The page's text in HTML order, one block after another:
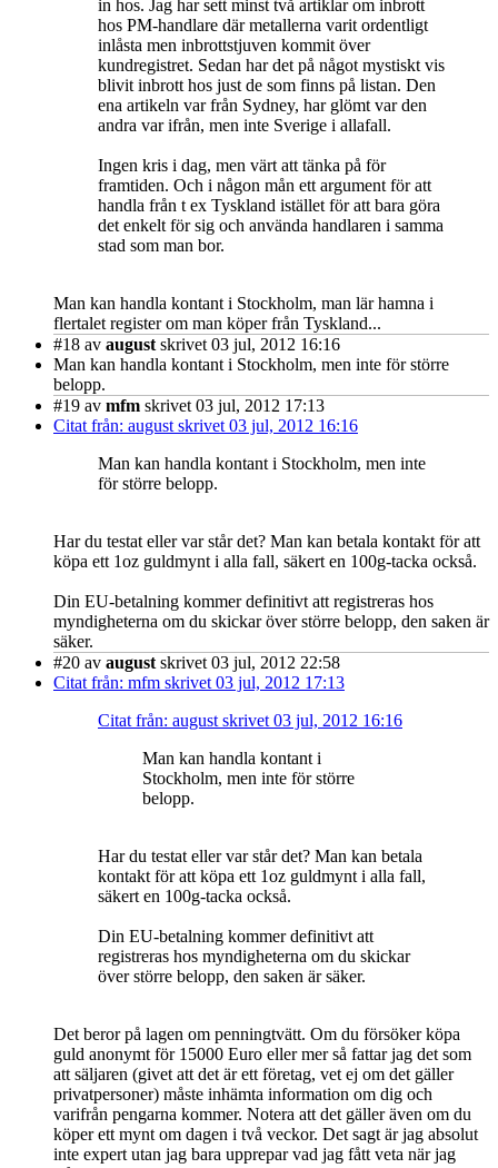
in hos. Jag har sett minst två artiklar om inbrott
hos PM-handlare där metallerna varit ordentligt
inlåsta men inbrottstjuven kommit över
kundregistret. Sedan har det på något mystiskt vis
blivit inbrott hos just de som finns på listan. Den
ena artikeln var från Sydney, har glömt var den
andra var ifrån, men inte Sverige i allafall.
Ingen kris i dag, men värt att tänka på för
framtiden. Och i någon mån ett argument för att
handla från t ex Tyskland istället för att bara göra
det enkelt för sig och använda handlaren i samma
stad som man bor.
Man kan handla kontant i Stockholm, man lär hamna i
flertalet register om man köper från Tyskland...
#18 av august skrivet 03 jul, 2012 16:16
Man kan handla kontant i Stockholm, men inte för större
belopp.
#19 av mfm skrivet 03 jul, 2012 17:13
Citat från: august skrivet 03 jul, 2012 16:16
Man kan handla kontant i Stockholm, men inte
för större belopp.
Har du testat eller var står det? Man kan betala kontakt för att
köpa ett 1oz guldmynt i alla fall, säkert en 100g-tacka också.
Din EU-betalning kommer definitivt att registreras hos
myndigheterna om du skickar över större belopp, den saken är
säker.
#20 av august skrivet 03 jul, 2012 22:58
Citat från: mfm skrivet 03 jul, 2012 17:13
Citat från: august skrivet 03 jul, 2012 16:16
Man kan handla kontant i
Stockholm, men inte för större
belopp.
Har du testat eller var står det? Man kan betala
kontakt för att köpa ett 1oz guldmynt i alla fall,
säkert en 100g-tacka också.
Din EU-betalning kommer definitivt att
registreras hos myndigheterna om du skickar
över större belopp, den saken är säker.
Det beror på lagen om penningtvätt. Om du försöker köpa
guld anonymt för 15000 Euro eller mer så fattar jag det som
att säljaren (givet att det är ett företag, vet ej om det gäller
privatpersoner) måste inhämta information om dig och
varifrån pengarna kommer. Notera att det gäller även om du
köper ett mynt om dagen i två veckor. Det sagt är jag absolut
inte expert utan jag bara upprepar vad jag fått veta när jag